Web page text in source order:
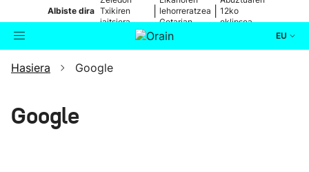
Albiste dira Txikiren
jaitsiera,
zuzenean
lehorreratzea
Getarian
12ko
eklipsea
EU
Bilatzailea
Hasiera Google
Google